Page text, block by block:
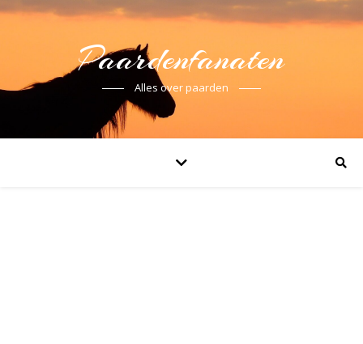
Paardenfanaten
Alles over paarden